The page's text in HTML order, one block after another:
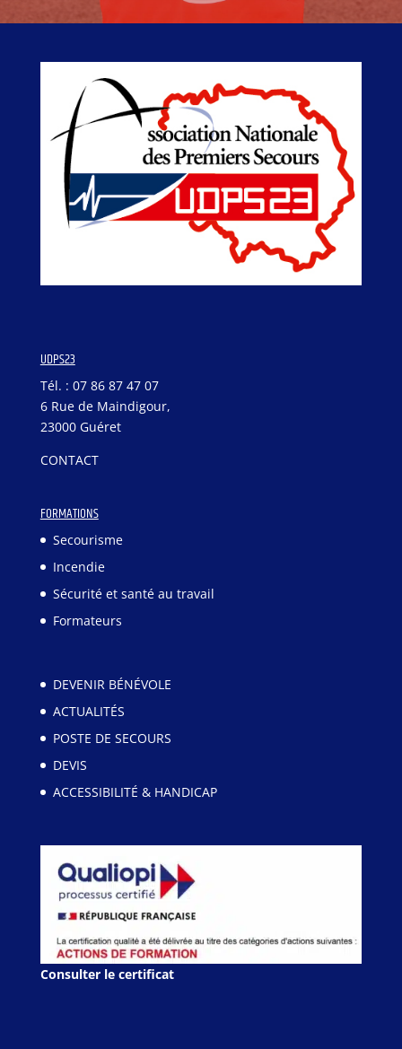
UDPS23
Tél. : 07 86 87 47 07
6 Rue de Maindigour,
23000 Guéret
CONTACT
FORMATIONS
Secourisme
Incendie
Sécurité et santé au travail
Formateurs
DEVENIR BÉNÉVOLE
ACTUALITÉS
POSTE DE SECOURS
DEVIS
ACCESSIBILITÉ & HANDICAP
Consulter le certificat